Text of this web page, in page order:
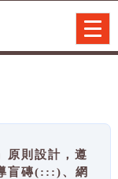
原則設計，遵
盲磚(:::)、網